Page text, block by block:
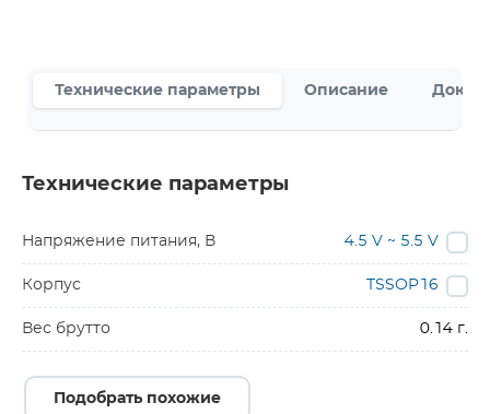
Технические параметры Описание
Технические параметры
Напряжение питания, В 4.5 V ~ 5.5 V
Корпус TSSOP16
Вес брутто 0.14 г.
Подобрать похожие